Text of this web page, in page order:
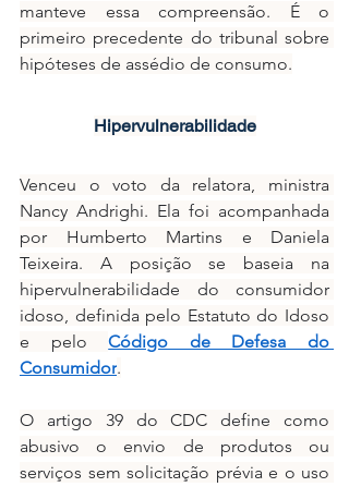
manteve essa compreensão. É o
primeiro precedente do tribunal sobre
hipóteses de assédio de consumo.
Hipervulnerabilidade
Venceu o voto da relatora, ministra
Nancy Andrighi. Ela foi acompanhada
por Humberto Martins e Daniela
Teixeira. A posição se baseia na
hipervulnerabilidade do consumidor
idoso, definida pelo Estatuto do Idoso
e pelo Código de Defesa do
Consumidor.
O artigo 39 do CDC define como
abusivo o envio de produtos ou
serviços sem solicitação prévia e o uso